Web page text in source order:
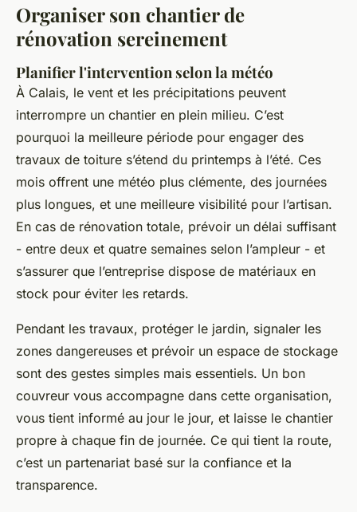
Organiser son chantier de
rénovation sereinement
Planifier l'intervention selon la météo
À Calais, le vent et les précipitations peuvent
interrompre un chantier en plein milieu. C’est
pourquoi la meilleure période pour engager des
travaux de toiture s’étend du printemps à l’été. Ces
mois offrent une météo plus clémente, des journées
plus longues, et une meilleure visibilité pour l’artisan.
En cas de rénovation totale, prévoir un délai suffisant
- entre deux et quatre semaines selon l’ampleur - et
s’assurer que l’entreprise dispose de matériaux en
stock pour éviter les retards.
Pendant les travaux, protéger le jardin, signaler les
zones dangereuses et prévoir un espace de stockage
sont des gestes simples mais essentiels. Un bon
couvreur vous accompagne dans cette organisation,
vous tient informé au jour le jour, et laisse le chantier
propre à chaque fin de journée. Ce qui tient la route,
c’est un partenariat basé sur la confiance et la
transparence.